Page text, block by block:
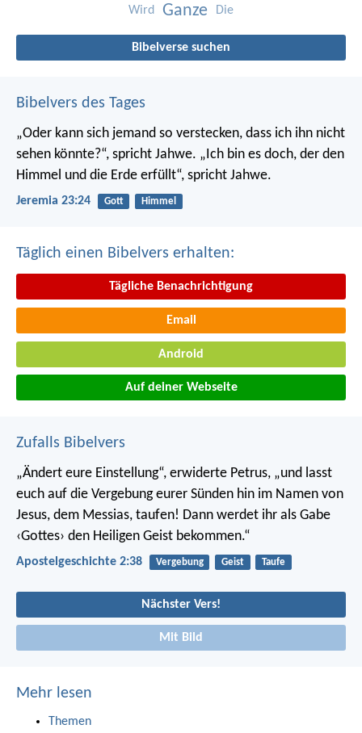
Wird Ganze Die
Bibelverse suchen
Bibelvers des Tages
„Oder kann sich jemand so verstecken, dass ich ihn nicht
sehen könnte?“, spricht Jahwe. „Ich bin es doch, der den
Himmel und die Erde erfüllt“, spricht Jahwe.
Jeremia 23:24 Gott Himmel
Täglich einen Bibelvers erhalten:
Tägliche Benachrichtigung
Email
Android
Auf deiner Webseite
Zufalls Bibelvers
„Ändert eure Einstellung“, erwiderte Petrus, „und lasst
euch auf die Vergebung eurer Sünden hin im Namen von
Jesus, dem Messias, taufen! Dann werdet ihr als Gabe
‹Gottes› den Heiligen Geist bekommen.“
Apostelgeschichte 2:38 Vergebung Geist Taufe
Nächster Vers!
Mit Bild
Mehr lesen
Themen